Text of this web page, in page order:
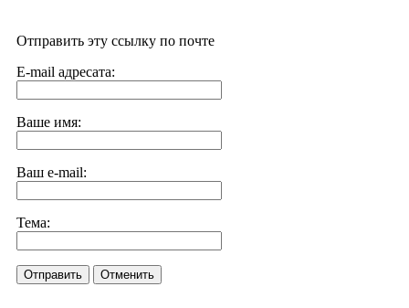
Отправить эту ссылку по почте
E-mail адресата:
Ваше имя:
Ваш e-mail:
Тема:
Отправить Отменить